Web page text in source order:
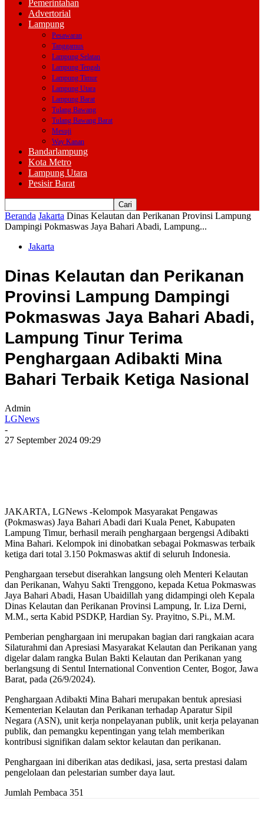
Pemerintahan
Advertorial
Lampung
Pesawaran
Tanggamus
Lampung Selatan
Lampung Tengah
Lampung Timur
Lampung Utara
Lampung Barat
Tulang Bawang
Tulang Bawang Barat
Mesuji
Way Kanan
Bandarlampung
Kota Metro
Lampung Utara
Pesisir Barat
Beranda Jakarta Dinas Kelautan dan Perikanan Provinsi Lampung
Dampingi Pokmaswas Jaya Bahari Abadi, Lampung...
Jakarta
Dinas Kelautan dan Perikanan
Provinsi Lampung Dampingi
Pokmaswas Jaya Bahari Abadi,
Lampung Tinur Terima
Penghargaan Adibakti Mina
Bahari Terbaik Ketiga Nasional
Admin
LGNews
-
27 September 2024 09:29
JAKARTA, LGNews -Kelompok Masyarakat Pengawas
(Pokmaswas) Jaya Bahari Abadi dari Kuala Penet, Kabupaten
Lampung Timur, berhasil meraih penghargaan bergengsi Adibakti
Mina Bahari. Kelompok ini dinobatkan sebagai Pokmaswas terbaik
ketiga dari total 3.150 Pokmaswas aktif di seluruh Indonesia.
Penghargaan tersebut diserahkan langsung oleh Menteri Kelautan
dan Perikanan, Wahyu Sakti Trenggono, kepada Ketua Pokmaswas
Jaya Bahari Abadi, Hasan Ubaidillah yang didampingi oleh Kepala
Dinas Kelautan dan Perikanan Provinsi Lampung, Ir. Liza Derni,
M.M., serta Kabid PSDKP, Hardian Sy. Prayitno, S.Pi., M.M.
Pemberian penghargaan ini merupakan bagian dari rangkaian acara
Silaturahmi dan Apresiasi Masyarakat Kelautan dan Perikanan yang
digelar dalam rangka Bulan Bakti Kelautan dan Perikanan yang
berlangsung di Sentul International Convention Center, Bogor, Jawa
Barat, pada (26/9/2024).
Penghargaan Adibakti Mina Bahari merupakan bentuk apresiasi
Kementerian Kelautan dan Perikanan terhadap Aparatur Sipil
Negara (ASN), unit kerja nonpelayanan publik, unit kerja pelayanan
publik, dan pemangku kepentingan yang telah memberikan
kontribusi signifikan dalam sektor kelautan dan perikanan.
Penghargaan ini diberikan atas dedikasi, jasa, serta prestasi dalam
pengelolaan dan pelestarian sumber daya laut.
Jumlah Pembaca 351